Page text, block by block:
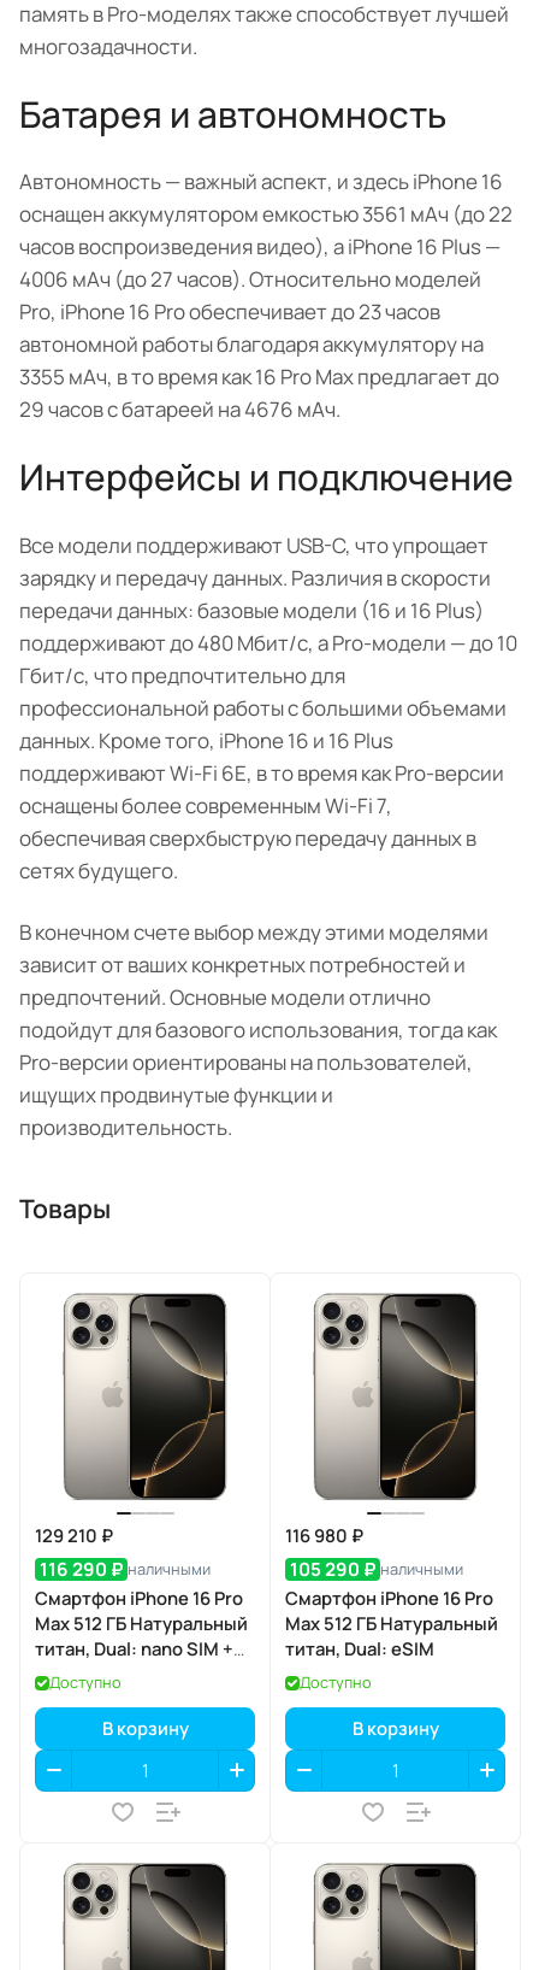
память в Pro-моделях также способствует лучшей
многозадачности.
Батарея и автономность
Автономность — важный аспект, и здесь iPhone 16
оснащен аккумулятором емкостью 3561 мАч (до 22
часов воспроизведения видео), а iPhone 16 Plus —
4006 мАч (до 27 часов). Относительно моделей
Pro, iPhone 16 Pro обеспечивает до 23 часов
автономной работы благодаря аккумулятору на
3355 мАч, в то время как 16 Pro Max предлагает до
29 часов с батареей на 4676 мАч.
Интерфейсы и подключение
Все модели поддерживают USB-C, что упрощает
зарядку и передачу данных. Различия в скорости
передачи данных: базовые модели (16 и 16 Plus)
поддерживают до 480 Мбит/с, а Pro-модели — до 10
Гбит/с, что предпочтительно для
профессиональной работы с большими объемами
данных. Кроме того, iPhone 16 и 16 Plus
поддерживают Wi-Fi 6E, в то время как Pro-версии
оснащены более современным Wi-Fi 7,
обеспечивая сверхбыструю передачу данных в
сетях будущего.
В конечном счете выбор между этими моделями
зависит от ваших конкретных потребностей и
предпочтений. Основные модели отлично
подойдут для базового использования, тогда как
Pro-версии ориентированы на пользователей,
ищущих продвинутые функции и
производительность.
Товары
129 210 ₽
116 290 ₽ наличными
Смартфон iPhone 16 Pro
Max 512 ГБ Натуральный
титан, Dual: nano SIM +
eSIMДоступно
В корзину
116 980 ₽
105 290 ₽ наличными
Смартфон iPhone 16 Pro
Max 512 ГБ Натуральный
титан, Dual: eSIM
Доступно
В корзину